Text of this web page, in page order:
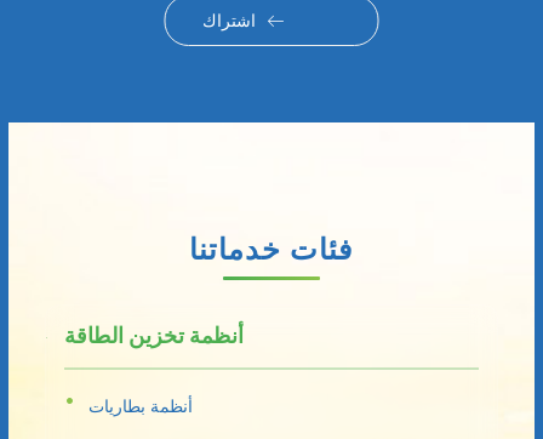
اشتراك
فئات خدماتنا
أنظمة تخزين الطاقة
أنظمة بطاريات